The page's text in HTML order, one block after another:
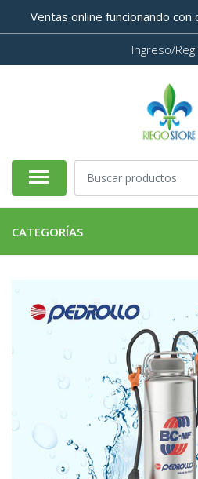
Ventas online funcionando con
Ingreso/
CATEGORÍAS